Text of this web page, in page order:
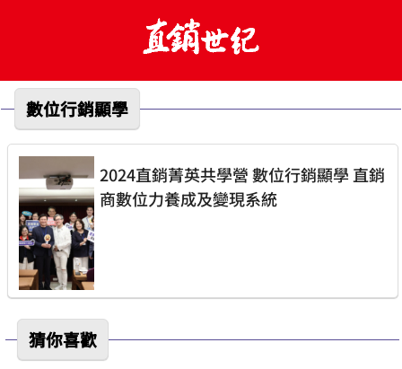
數位行銷顯學
2024直銷菁英共學營 數位行銷顯學 直銷
商數位力養成及變現系統
猜你喜歡